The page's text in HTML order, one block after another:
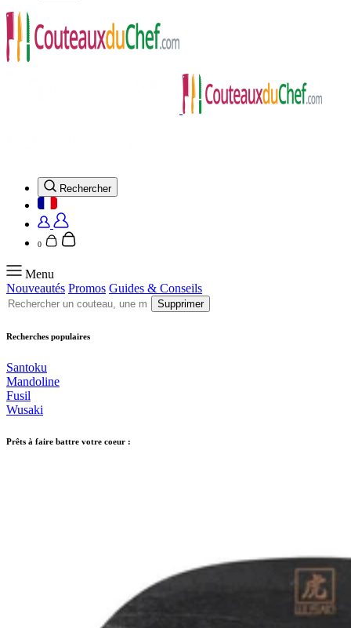
Rechercher
0
Menu
Nouveautés Promos Guides & Conseils
Supprimer
Recherches populaires
Santoku
Mandoline
Fusil
Wusaki
Prêts à faire battre votre coeur :